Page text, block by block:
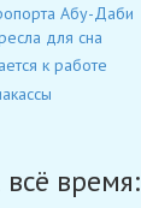
Абу-Даби
для сна
к работе
время: